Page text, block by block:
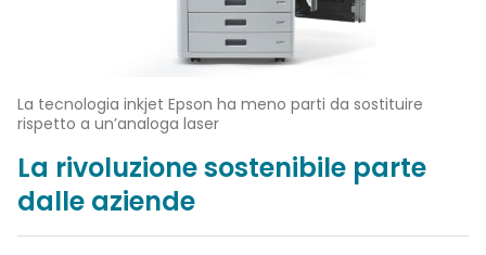
La tecnologia inkjet Epson ha meno parti da sostituire
rispetto a un’analoga laser
La rivoluzione sostenibile parte
dalle aziende